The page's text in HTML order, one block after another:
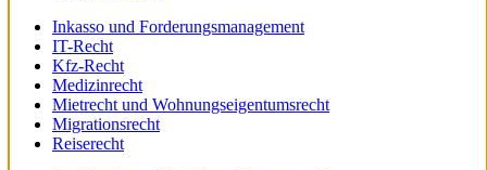
Inkasso und Forderungsmanagement
IT-Recht
Kfz-Recht
Medizinrecht
Mietrecht und Wohnungseigentumsrecht
Migrationsrecht
Reiserecht